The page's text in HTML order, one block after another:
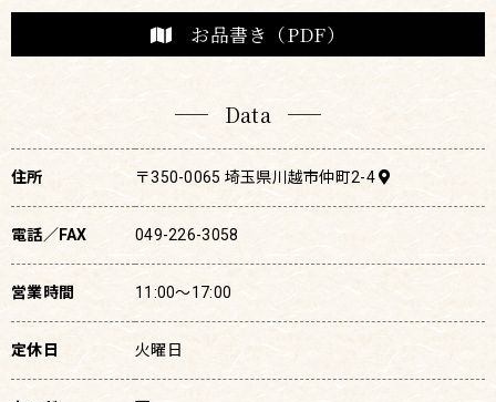
お品書き（PDF）
Data
住所 〒350-0065 埼玉県川越市仲町2-4
電話／FAX 049-226-3058
営業時間 11:00〜17:00
定休日 火曜日